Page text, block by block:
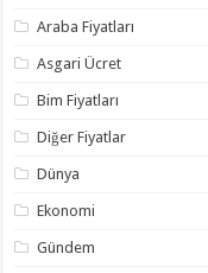
Araba Fiyatları
Asgari Ücret
Bim Fiyatları
Diğer Fiyatlar
Dünya
Ekonomi
Gündem